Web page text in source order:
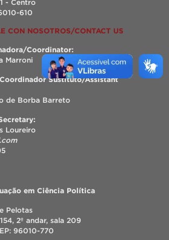
- Centro
610
CON NOSOTROS/CONTACT US
Coordinator:
Marroni
Sustituto/Assistant
de Borba Barreto
Loureiro
em Ciência Política
Pelotas
2º andar, sala 209
96010-770